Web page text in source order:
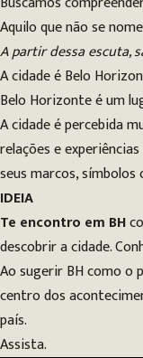
Aquilo que não se
A partir dessa escuta,
A cidade é Belo
Belo Horizonte é um
A cidade é percebida
relações e
seus marcos, símbolos
IDEIA
Te encontro em BH
descobrir a cidade.
Ao sugerir BH como o
centro dos
país.
Assista.